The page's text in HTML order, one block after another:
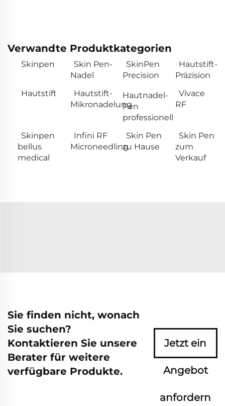
Verwandte Produktkategorien
Skinpen
Skin Pen-
Nadel
SkinPen
Precision
Hautstift-
Präzision
Hautstift
Hautstift-
Mikronadelung
Hautnadel-
Pen
professionell
Vivace
RF
Skinpen
bellus
medical
Infini RF
Microneedling
Skin Pen
zu Hause
Skin Pen
zum
Verkauf
Sie finden nicht, wonach
Sie suchen?
Kontaktieren Sie unsere
Berater für weitere
verfügbare Produkte.
Jetzt ein
Angebot
anfordern